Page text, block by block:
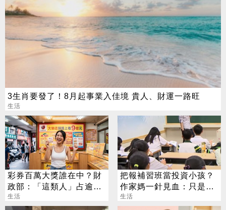
3生肖要發了！8月起事業入佳境 貴人、財運一路旺
生活
彩券百萬大獎誰在中？財
政部：「這類人」占逾6
成
生活
把報補習班當投資小孩？
作家媽一針見血：只是圖
心安
生活